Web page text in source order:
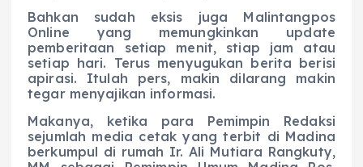
Bahkan sudah eksis juga Malintangpos
Online yang memungkinkan update
pemberitaan setiap menit, stiap jam atau
setiap hari. Terus menyugukan berita berisi
apirasi. Itulah pers, makin dilarang makin
tegar menyajikan informasi.
Makanya, ketika para Pemimpin Redaksi
sejumlah media cetak yang terbit di Madina
berkumpul di rumah Ir. Ali Mutiara Rangkuty,